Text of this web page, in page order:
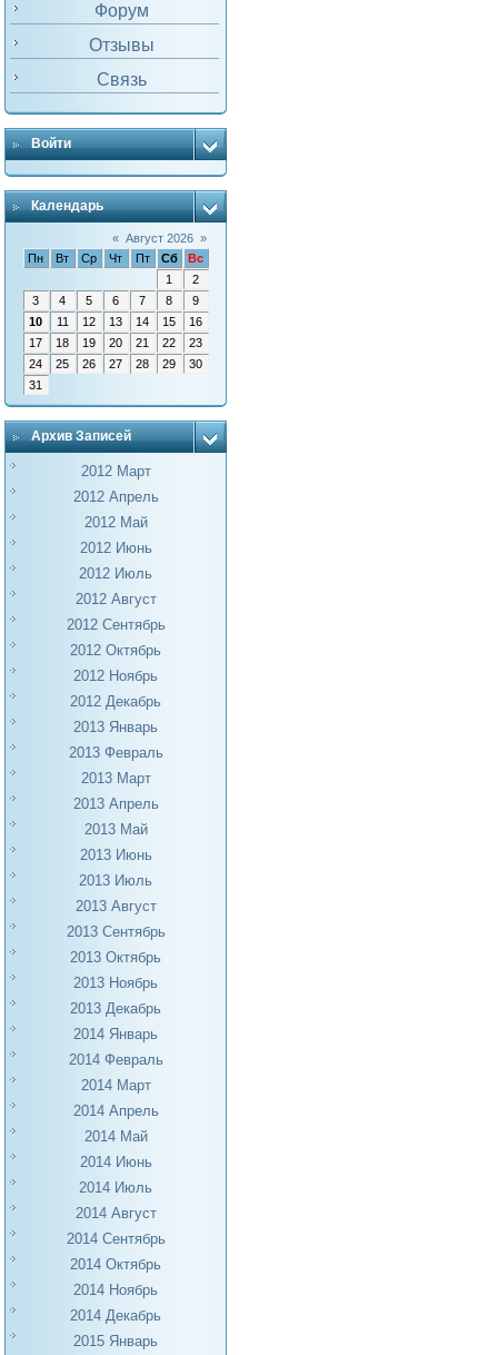
Форум
Отзывы
Связь
Войти
Календарь
« Август 2026 »
Пн
Вт Ср Чт Пт Сб
Вс
1
2
3
4 5 6 7 8
9
10
11 12 13 14 15
16
17
18 19 20 21 22
23
24
25 26 27 28 29
30
31
Архив Записей
2012 Март
2012 Апрель
2012 Май
2012 Июнь
2012 Июль
2012 Август
2012 Сентябрь
2012 Октябрь
2012 Ноябрь
2012 Декабрь
2013 Январь
2013 Февраль
2013 Март
2013 Апрель
2013 Май
2013 Июнь
2013 Июль
2013 Август
2013 Сентябрь
2013 Октябрь
2013 Ноябрь
2013 Декабрь
2014 Январь
2014 Февраль
2014 Март
2014 Апрель
2014 Май
2014 Июнь
2014 Июль
2014 Август
2014 Сентябрь
2014 Октябрь
2014 Ноябрь
2014 Декабрь
2015 Январь